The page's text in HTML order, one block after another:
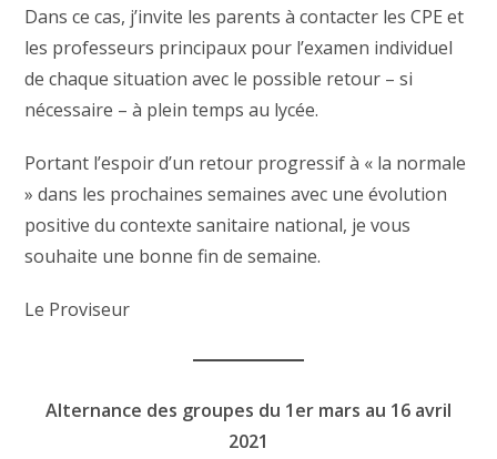
Dans ce cas, j’invite les parents à contacter les CPE et
les professeurs principaux pour l’examen individuel
de chaque situation avec le possible retour – si
nécessaire – à plein temps au lycée.
Portant l’espoir d’un retour progressif à « la normale
» dans les prochaines semaines avec une évolution
positive du contexte sanitaire national, je vous
souhaite une bonne fin de semaine.
Le Proviseur
Alternance des groupes du 1er mars au 16 avril
2021